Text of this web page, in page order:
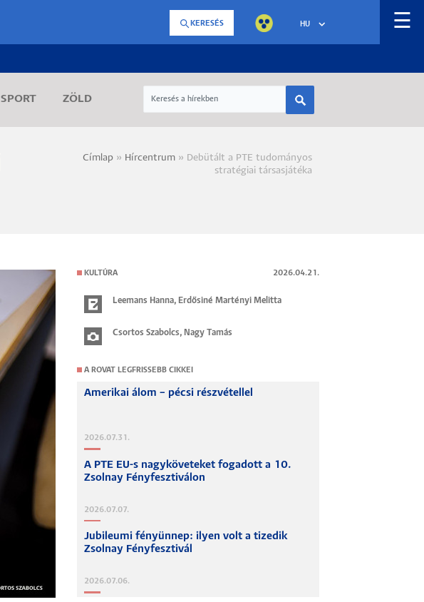
KERESÉS HU ☰
SPORT ZÖLD
Morzsa
Címlap Hírcentrum
Debütált a PTE tudományos
stratégiai társasjátéka
KULTÚRA 2026.04.21.
Leemans Hanna, Erdősiné Martényi Melitta
Csortos Szabolcs, Nagy Tamás
A ROVAT LEGFRISSEBB CIKKEI
Amerikai álom – pécsi részvétellel
2026.07.31.
A PTE EU-s nagyköveteket fogadott a 10.
Zsolnay Fényfesztiválon
2026.07.07.
Jubileumi fényünnep: ilyen volt a tizedik
Zsolnay Fényfesztivál
2026.07.06.